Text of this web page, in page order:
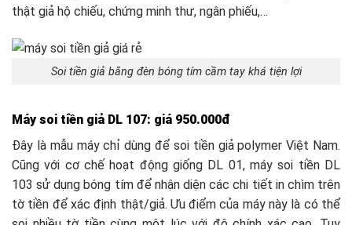
thật giả hộ chiếu, chứng minh thư, ngân phiếu,…
Soi tiền giả bằng đèn bóng tím cầm tay khá tiện lợi
Máy soi tiền giả DL 107: giá 950.000đ
Đây là mẫu máy chỉ dùng để soi tiền giả polymer Việt Nam.
Cũng với cơ chế hoạt động giống DL 01, máy soi tiền DL
103 sử dụng bóng tím để nhận diện các chi tiết in chìm trên
tờ tiền để xác định thật/giả. Ưu điểm của máy này là có thể